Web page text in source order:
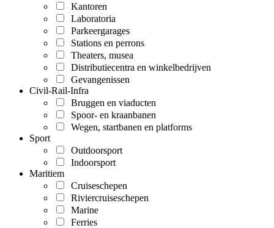
Kantoren
Laboratoria
Parkeergarages
Stations en perrons
Theaters, musea
Distributiecentra en winkelbedrijven
Gevangenissen
Civil-Rail-Infra
Bruggen en viaducten
Spoor- en kraanbanen
Wegen, startbanen en platforms
Sport
Outdoorsport
Indoorsport
Maritiem
Cruiseschepen
Riviercruiseschepen
Marine
Ferries